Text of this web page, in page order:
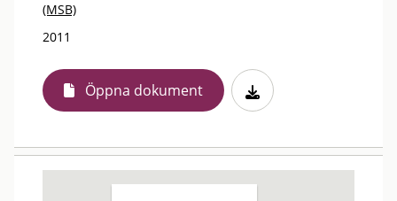
(MSB)
2011
Öppna dokument